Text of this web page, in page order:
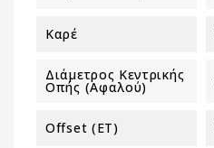
Καρέ
Διάμετρος Κεντρικής
Οπής (αφαλού)
Offset (ET)